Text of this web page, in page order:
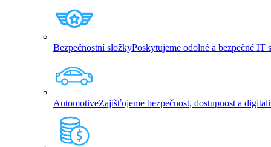
Bezpečnostní složkyPoskytujeme odolné a bezpečné
AutomotiveZajišťujeme bezpečnost, dostupnost a